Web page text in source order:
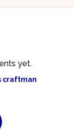
yet.
craftman